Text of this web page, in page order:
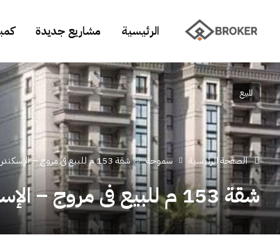
الرئيسية مشاريع جديدة
للبيع
الصفحة الرئيسية سموحة شقة 153 م للبيع فى مروج – الإسكندرية
شقة 153 م للبيع فى مروج – الإسكندرية